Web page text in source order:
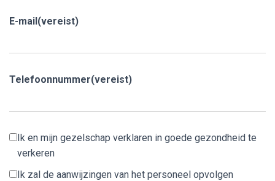
E-mail(vereist)
Telefoonnummer(vereist)
Ik en mijn gezelschap verklaren in goede gezondheid te
verkeren
Ik zal de aanwijzingen van het personeel opvolgen